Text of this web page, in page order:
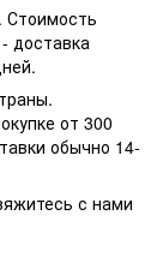
Стоимость
доставка
от 300
обычно 14-
с нами